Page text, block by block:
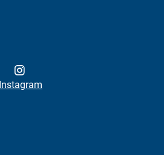
Instagram